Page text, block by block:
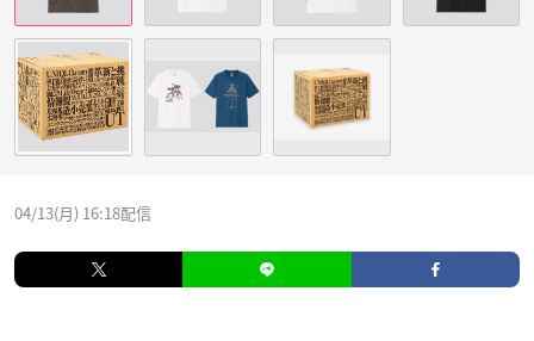
04/13(月) 16:18配信